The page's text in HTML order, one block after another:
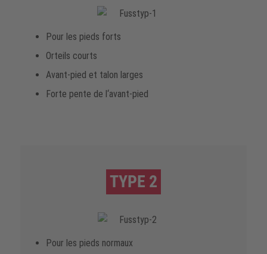
Pour les pieds forts
Orteils courts
Avant-pied et talon larges
Forte pente de l‘avant-pied
TYPE 2
Pour les pieds normaux